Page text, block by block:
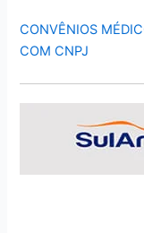
CONVÊNIOS
COM CNPJ